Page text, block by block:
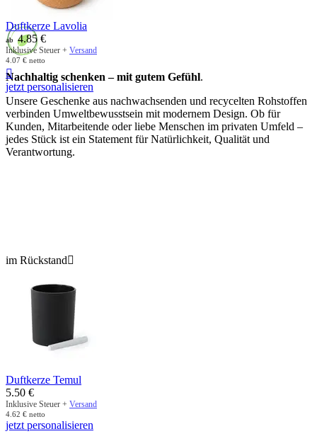
Nachhaltig schenken – mit gutem Gefühl.
Unsere Geschenke aus nachwachsenden und recycelten Rohstoffen
verbinden Umweltbewusstsein mit modernem Design. Ob für
Kunden, Mitarbeitende oder liebe Menschen im privaten Umfeld –
jedes Stück ist ein Statement für Natürlichkeit, Qualität und
Verantwortung.
Duftkerze Lavolia
ab 4.85 €
Inklusive Steuer + Versand
4.07 € netto

jetzt personalisieren
im Rückstand
Duftkerze Temul
5.50 €
Inklusive Steuer + Versand
4.62 € netto
jetzt personalisieren